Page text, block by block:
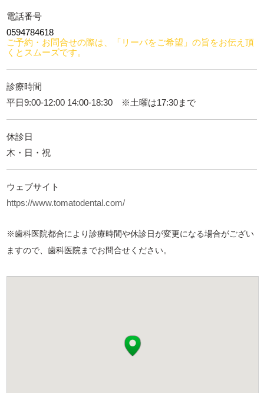
電話番号
0594784618
ご予約・お問合せの際は、「リーバをご希望」の旨をお伝え頂
くとスムーズです。
診療時間
平日9:00-12:00 14:00-18:30 ※土曜は17:30まで
休診日
木・日・祝
ウェブサイト
https://www.tomatodental.com/
※歯科医院都合により診療時間や休診日が変更になる場合がござい
ますので、歯科医院までお問合せください。